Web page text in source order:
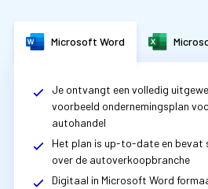
Microsoft Word
Je ontvangt een volledig
voorbeeld ondernemingsplan
autohandel
Het plan is up-to-date en bevat
over de autoverkoopbranche
Digitaal in Microsoft Word